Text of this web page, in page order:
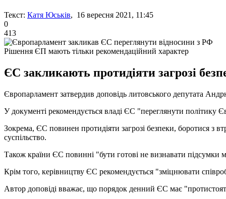
Текст: Катя Юськів, 16 вересня 2021, 11:45
0
413
Рішення ЄП мають тільки рекомендаційний характер
ЄС закликають протидіяти загрозі
Європарламент затвердив доповідь литовського депутата
У документі рекомендується владі ЄС "переглянути політику
Зокрема, ЄС повинен протидіяти загрозі безпеки, боротися з
суспільство.
Також країни ЄС повинні "бути готові не визнавати
Крім того, керівництву ЄС рекомендується "зміцнювати
Автор доповіді вважає, що порядок денний ЄС має